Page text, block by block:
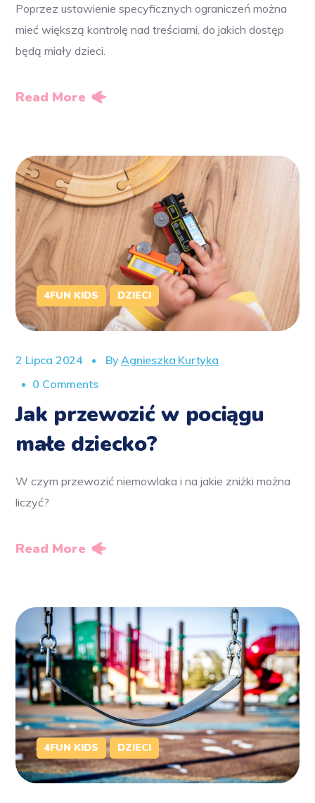
Poprzez ustawienie specyficznych ograniczeń można
mieć większą kontrolę nad treściami, do jakich dostęp
będą miały dzieci.
Read More
4FUN KIDS DZIECI
2 Lipca 2024 ByAgnieszka Kurtyka
0 Comments
Jak przewozić w pociągu
małe dziecko?
W czym przewozić niemowlaka i na jakie zniżki można
liczyć?
Read More
4FUN KIDS DZIECI